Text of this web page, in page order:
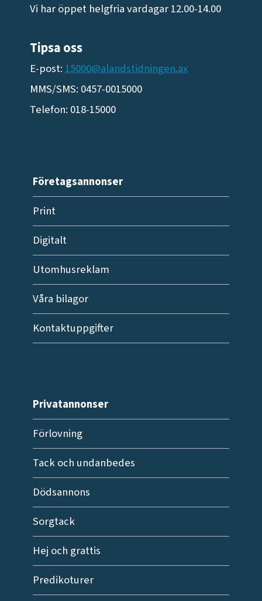
Vi har öppet helgfria vardagar 12.00-14.00
Tipsa oss
E-post:15000@alandstidningen.ax
MMS/SMS: 0457-0015000
Telefon: 018-15000
Företagsannonser
Print
Digitalt
Utomhusreklam
Våra bilagor
Kontaktuppgifter
Privatannonser
Förlovning
Tack och undanbedes
Dödsannons
Sorgtack
Hej och grattis
Predikoturer